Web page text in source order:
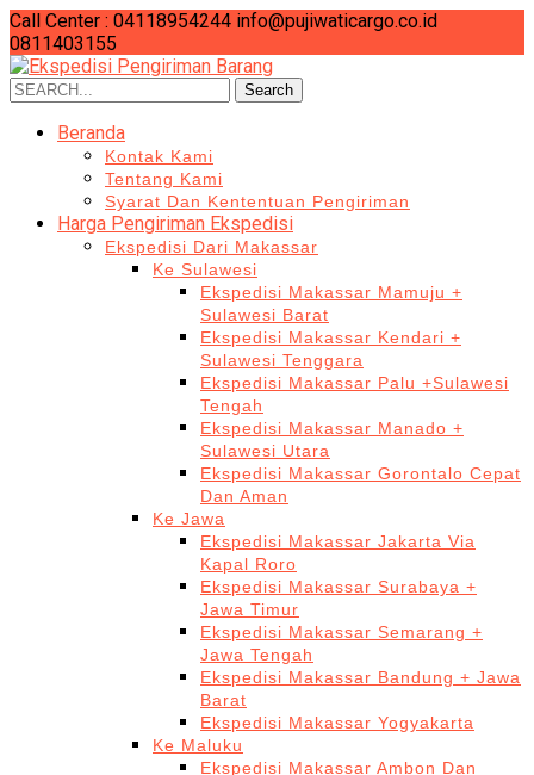
Call Center : 04118954244 info@pujiwaticargo.co.id
0811403155
Search
for:
Search
Beranda
Kontak Kami
Tentang Kami
Syarat Dan Kententuan Pengiriman
Harga Pengiriman Ekspedisi
Ekspedisi Dari Makassar
Ke Sulawesi
Ekspedisi Makassar Mamuju +
Sulawesi Barat
Ekspedisi Makassar Kendari +
Sulawesi Tenggara
Ekspedisi Makassar Palu +Sulawesi
Tengah
Ekspedisi Makassar Manado +
Sulawesi Utara
Ekspedisi Makassar Gorontalo Cepat
Dan Aman
Ke Jawa
Ekspedisi Makassar Jakarta Via
Kapal Roro
Ekspedisi Makassar Surabaya +
Jawa Timur
Ekspedisi Makassar Semarang +
Jawa Tengah
Ekspedisi Makassar Bandung + Jawa
Barat
Ekspedisi Makassar Yogyakarta
Ke Maluku
Ekspedisi Makassar Ambon Dan